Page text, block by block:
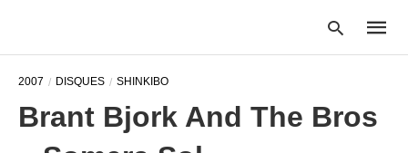
2007 DISQUES SHINKIBO
Brant Bjork And The Bros